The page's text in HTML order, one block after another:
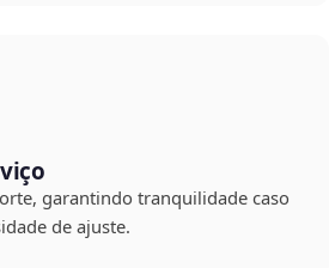
garantindo tranquilidade caso
de ajuste.